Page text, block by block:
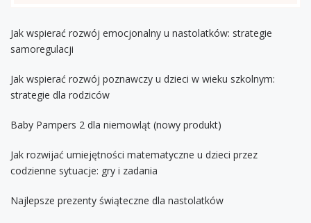
Jak wspierać rozwój emocjonalny u nastolatków: strategie
samoregulacji
Jak wspierać rozwój poznawczy u dzieci w wieku szkolnym:
strategie dla rodziców
Baby Pampers 2 dla niemowląt (nowy produkt)
Jak rozwijać umiejętności matematyczne u dzieci przez
codzienne sytuacje: gry i zadania
Najlepsze prezenty świąteczne dla nastolatków